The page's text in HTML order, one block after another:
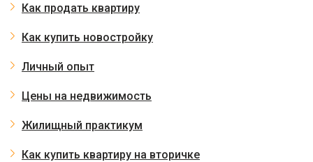
Как продать квартиру
Как купить новостройку
Личный опыт
Цены на недвижимость
Жилищный практикум
Как купить квартиру на вторичке